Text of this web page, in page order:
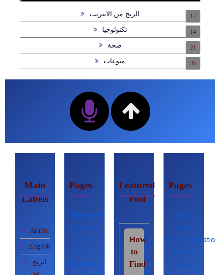
الربح من الانترنت 17
تكنولوجيا 14
صحة 21
منوعات 35
Main
Labels
Arabic
English
الربح
من
Pages
Difference
Prompts
Google
Veo 3
Expertise
Featured
Post
How
to
Find
Pages
Start
Your
Transformation
strong-
investor-